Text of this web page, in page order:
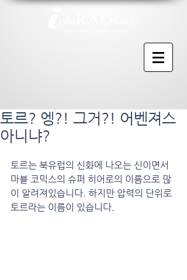
토르? 엥?! 그거?! 어벤져스
아니냐?
토르는 북유럽의 신화에 나오는 신이면서
마블 코믹스의 슈퍼 히어로의 이름으로 많
이 알려져있습니다. 하지만 압력의 단위로
토르라는 이름이 있습니다.